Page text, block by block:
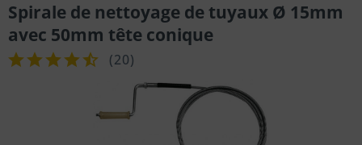
Spirale de nettoyage de tuyaux Ø 15mm
avec 50mm tête conique
(20)